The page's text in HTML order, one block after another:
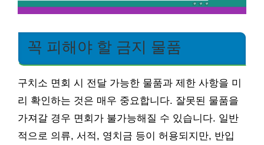
꼭 피해야 할 금지 물품
구치소 면회 시 전달 가능한 물품과 제한 사항을 미
리 확인하는 것은 매우 중요합니다. 잘못된 물품을
가져갈 경우 면회가 불가능해질 수 있습니다. 일반
적으로 의류, 서적, 영치금 등이 허용되지만, 반입